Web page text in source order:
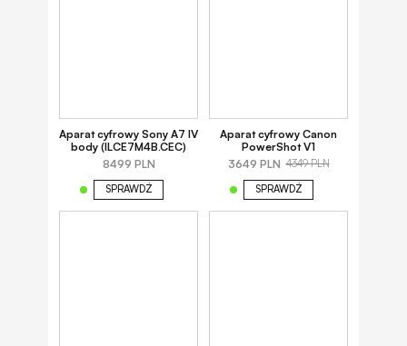
Aparat cyfrowy Sony A7 IV
body (ILCE7M4B.CEC)
8499 PLN
SPRAWDŹ
Aparat cyfrowy Canon
PowerShot V1
3649 PLN 4349 PLN
SPRAWDŹ